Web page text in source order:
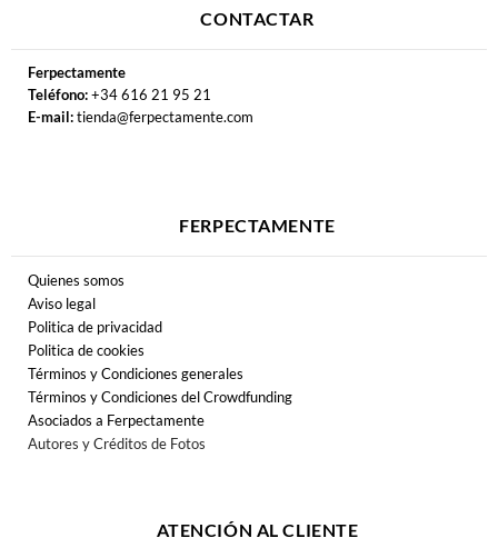
CONTACTAR
Ferpectamente
Teléfono:+34 616 21 95 21
E-mail:tienda@ferpectamente.com
FERPECTAMENTE
Quienes somos
Aviso legal
Politica de privacidad
Politica de cookies
Términos y Condiciones generales
Términos y Condiciones del Crowdfunding
Asociados a Ferpectamente
Autores y Créditos de Fotos
ATENCIÓN AL CLIENTE